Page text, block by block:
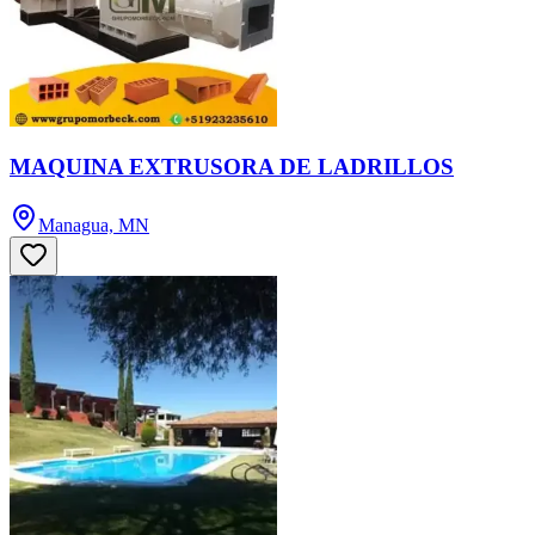
MAQUINA EXTRUSORA DE LADRILLOS
Managua, MN